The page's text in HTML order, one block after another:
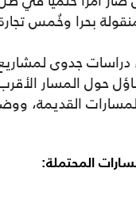
بحرا وخُمس
جدوى لمشاريع
حول المسار
القديمة،